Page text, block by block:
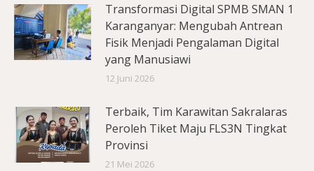
Transformasi Digital SPMB SMAN 1
Karanganyar: Mengubah Antrean
Fisik Menjadi Pengalaman Digital
yang Manusiawi
12 Juni 2026
Terbaik, Tim Karawitan Sakralaras
Peroleh Tiket Maju FLS3N Tingkat
Provinsi
21 Mei 2026